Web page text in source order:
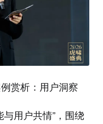
赏析：用户洞察
用户共情”，围绕